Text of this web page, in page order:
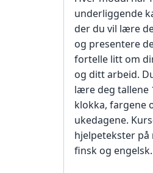
underliggende
der du vil lære
og presentere
fortelle litt om
og ditt arbeid.
lære deg tallene
klokka, fargene
ukedagene.
hjelpetekster på
finsk og engelsk.